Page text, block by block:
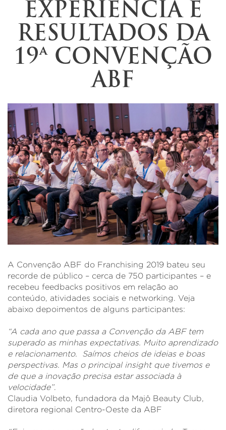
EXPERIÊNCIA E
RESULTADOS DA
19ª CONVENÇÃO
ABF
A Convenção ABF do Franchising 2019 bateu seu
recorde de público – cerca de 750 participantes – e
recebeu feedbacks positivos em relação ao
conteúdo, atividades sociais e networking. Veja
abaixo depoimentos de alguns participantes:
“A cada ano que passa a Convenção da ABF tem
superado as minhas expectativas. Muito aprendizado
e relacionamento. Saímos cheios de ideias e boas
perspectivas. Mas o principal insight que tivemos e
de que a inovação precisa estar associada à
velocidade”.
Claudia Volbeto, fundadora da Majô Beauty Club,
diretora regional Centro-Oeste da ABF